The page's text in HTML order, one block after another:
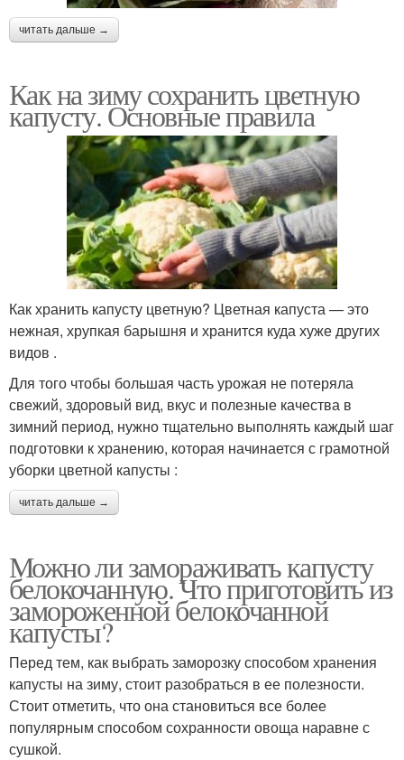
читать дальше →
Как на зиму сохранить цветную
капусту. Основные правила
Как хранить капусту цветную? Цветная капуста — это
нежная, хрупкая барышня и хранится куда хуже других
видов .
Для того чтобы большая часть урожая не потеряла
свежий, здоровый вид, вкус и полезные качества в
зимний период, нужно тщательно выполнять каждый шаг
подготовки к хранению, которая начинается с грамотной
уборки цветной капусты :
читать дальше →
Можно ли замораживать капусту
белокочанную. Что приготовить из
замороженной белокочанной
капусты?
Перед тем, как выбрать заморозку способом хранения
капусты на зиму, стоит разобраться в ее полезности.
Стоит отметить, что она становиться все более
популярным способом сохранности овоща наравне с
сушкой.